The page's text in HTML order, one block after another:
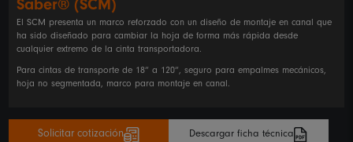
Saber® (SCM)
El SCM presenta un marco reforzado con un diseño de montaje en canal que
ha sido diseñado para cambiar la hoja de forma más rápida desde
cualquier extremo de la cinta transportadora.
Para cintas de transporte de 18” a 120”, seguro para empalmes mecánicos,
hoja no segmentada, marco para montaje en canal.
Solicitar cotización Descargar ficha técnica